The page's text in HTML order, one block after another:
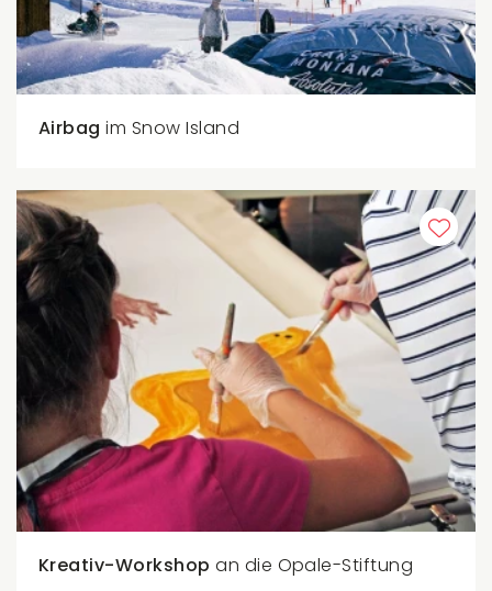
Airbagim Snow Island
Kreativ-Workshopan die Opale-Stiftung